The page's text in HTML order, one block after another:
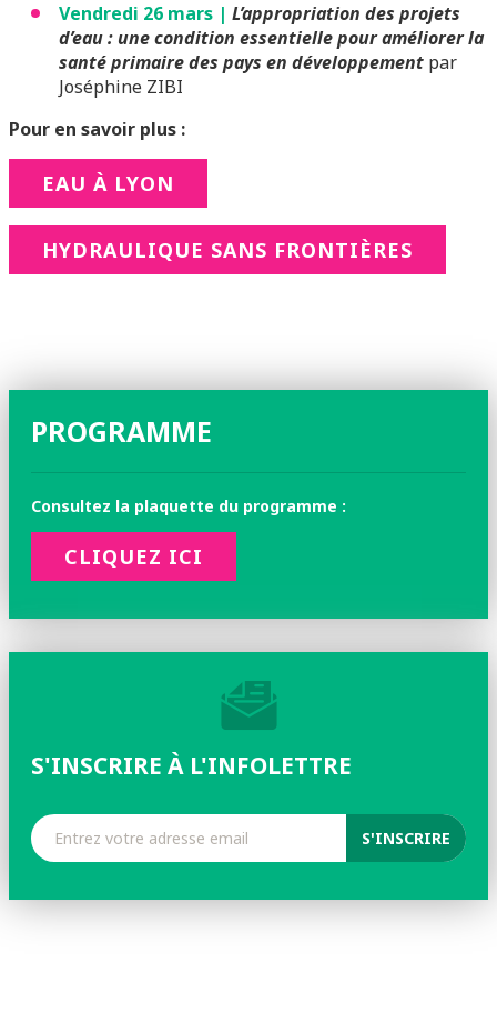
Vendredi 26 mars | L’appropriation des projets
d’eau : une condition essentielle pour améliorer la
santé primaire des pays en développement par
Joséphine ZIBI
Pour en savoir plus :
EAU À LYON
HYDRAULIQUE SANS FRONTIÈRES
PROGRAMME
Consultez la plaquette du programme :
CLIQUEZ ICI
S'INSCRIRE À L'INFOLETTRE